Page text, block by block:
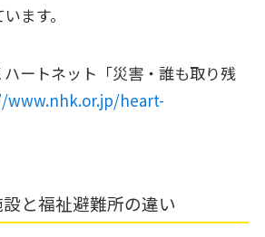
ます。
ハートネット「災害・誰も取り残
www.nhk.or.jp/heart-
と福祉避難所の違い